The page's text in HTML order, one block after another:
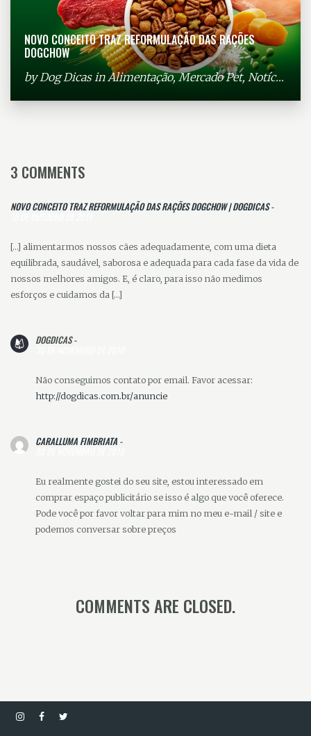
NOVO CONCEITO TRAZ REFORMULAÇÃO DAS RAÇÕES
DOGCHOW
byDog Dicasin Alimentação,Mercado Pet, Notícias
3 COMMENTS
NOVO CONCEITO TRAZ REFORMULAÇÃO DAS RAÇÕES DOGCHOW | DOGDICAS-
[…] alimentarmos nossos cães adequadamente, com uma dieta
equilibrada, saudável, saborosa e adequada para cada fase da vida de
nossos melhores amigos. E, é claro, para isso não medimos
esforços e cuidamos da […]
DOGDICAS -
Não conseguimos contato por email. Favor acessar:
http://dogdicas.com.br/anuncie
CARALLUMA FIMBRIATA -
Eu realmente gostei do seu site, estou interessado em
comprar espaço publicitário se isso é algo que você oferece.
Pode você por favor voltar para mim no meu e-mail / site e
podemos conversar sobre preços
COMMENTS ARE CLOSED.